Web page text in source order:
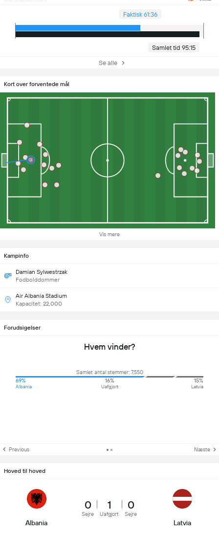
Faktisk 61:36
Samlet tid 95:15
Se alle
Kort over forventede mål
Vis mere
Kampinfo
Damian Sylwestrzak
Fodbolddommer
Air Albania Stadium
Kapacitet: 22,000
Forudsigelser
Hvem vinder?
Samlet antal stemmer: 7,550
69%
Albania
16%
Uafgjort
15%
Latvia
Previous Næste
Hoved til hoved
Albania
0
Sejre
1
Uafgjort
0
Sejre
Latvia